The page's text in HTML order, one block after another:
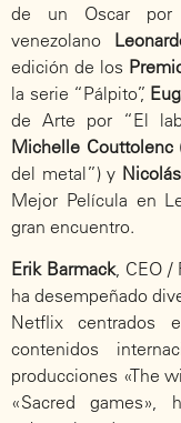
de un Oscar
venezolano
edición de los
la serie “Pálpito”,
de Arte por “El
Michelle Couttolenc
del metal”) y
Mejor Película en
gran encuentro.
Erik Barmack, CEO /
ha desempeñado
Netflix centrados
contenidos
producciones «The
«Sacred